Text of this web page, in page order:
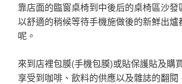
靠店面的臨窗桌椅到中後后的桌椅區沙發
以舒適的稍候等待手機施做後的新鮮出爐
呢。
來到店裡包膜(手機包膜)或貼保護貼及購
享受到咖啡、飲料的供應以及雜誌的翻閱